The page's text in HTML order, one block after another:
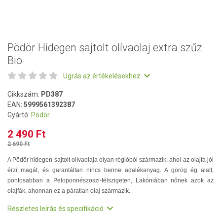
Pödör Hidegen sajtolt olívaolaj extra szűz
Bio
Ugrás az értékelésekhez
Cikkszám: PD387
EAN: 5999561392387
Gyártó: Pödör
2 490 Ft
2 690 Ft
A Pödör hidegen sajtolt olívaolaja olyan régióból származik, ahol az olajfa jól
érzi magát, és garantáltan nincs benne adalékanyag. A görög ég alatt,
pontosabban a Peloponnészoszi-félszigeten, Lakóniában nőnek azok az
olajfák, ahonnan ez a páratlan olaj származik.
Részletes leírás és specifikáció